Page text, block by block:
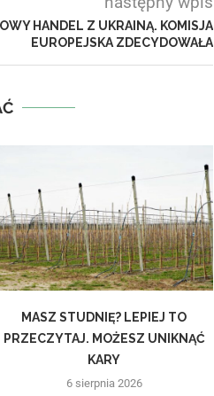
HANDEL Z UKRAINĄ. KOMISJA
EUROPEJSKA ZDECYDOWAŁA
MASZ STUDNIĘ? LEPIEJ TO
PRZECZYTAJ. MOŻESZ UNIKNĄĆ
KARY
6 sierpnia 2026